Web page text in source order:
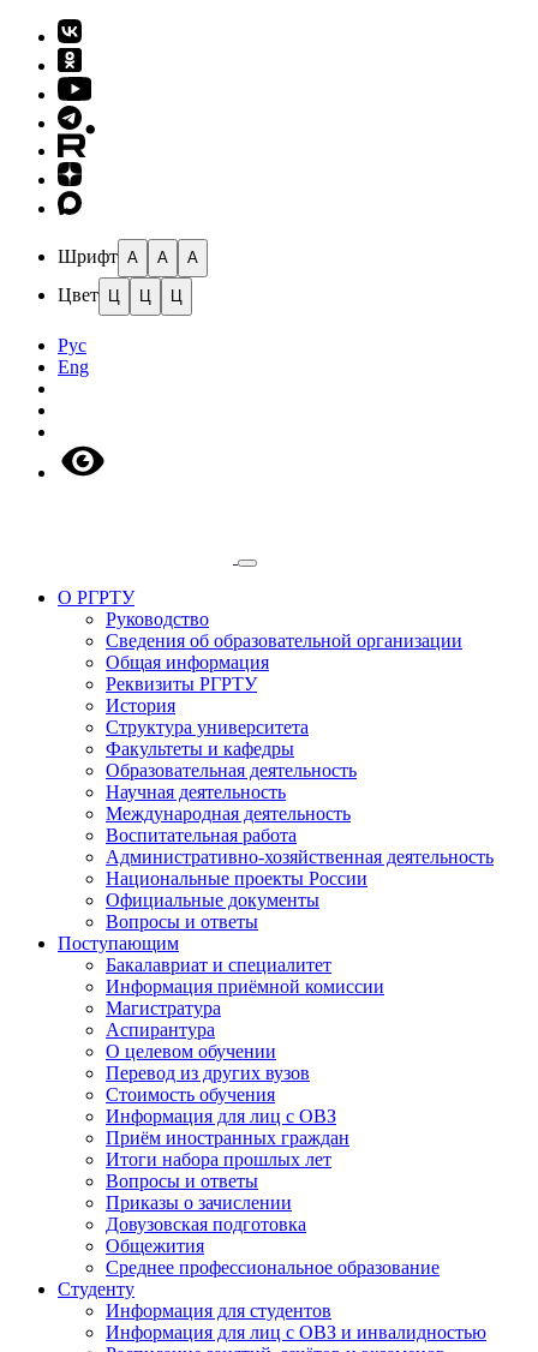
Шрифт A A A
Цвет Ц Ц Ц
Рус
Eng
О РГРТУ
Руководство
Сведения об образовательной организации
Общая информация
Реквизиты РГРТУ
История
Структура университета
Факультеты и кафедры
Образовательная деятельность
Научная деятельность
Международная деятельность
Воспитательная работа
Административно-хозяйственная деятельность
Национальные проекты России
Официальные документы
Вопросы и ответы
Поступающим
Бакалавриат и специалитет
Информация приёмной комиссии
Магистратура
Аспирантура
О целевом обучении
Перевод из других вузов
Стоимость обучения
Информация для лиц с ОВЗ
Приём иностранных граждан
Итоги набора прошлых лет
Вопросы и ответы
Приказы о зачислении
Довузовская подготовка
Общежития
Среднее профессиональное образование
Студенту
Информация для студентов
Информация для лиц с ОВЗ и инвалидностью